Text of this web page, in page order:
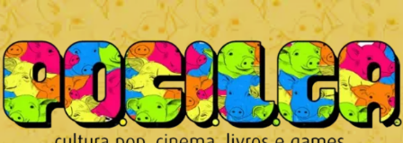
Ir
para
o
conteúdo